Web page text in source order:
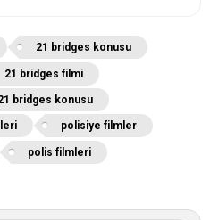
21 bridges konusu
21 bridges filmi
bridges konusu
polisiye filmler
polis filmleri